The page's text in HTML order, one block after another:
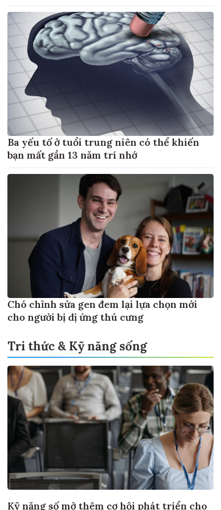
Ba yếu tố ở tuổi trung niên có thể khiến
bạn mất gần 13 năm trí nhớ
Chó chỉnh sửa gen đem lại lựa chọn mới
cho người bị dị ứng thú cưng
Tri thức & Kỹ năng sống
Kỹ năng số mở thêm cơ hội phát triển cho